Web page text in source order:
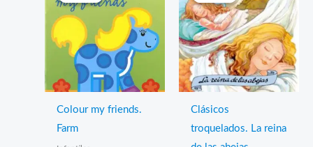
Colour my friends.
Farm
Clásicos
troquelados. La reina